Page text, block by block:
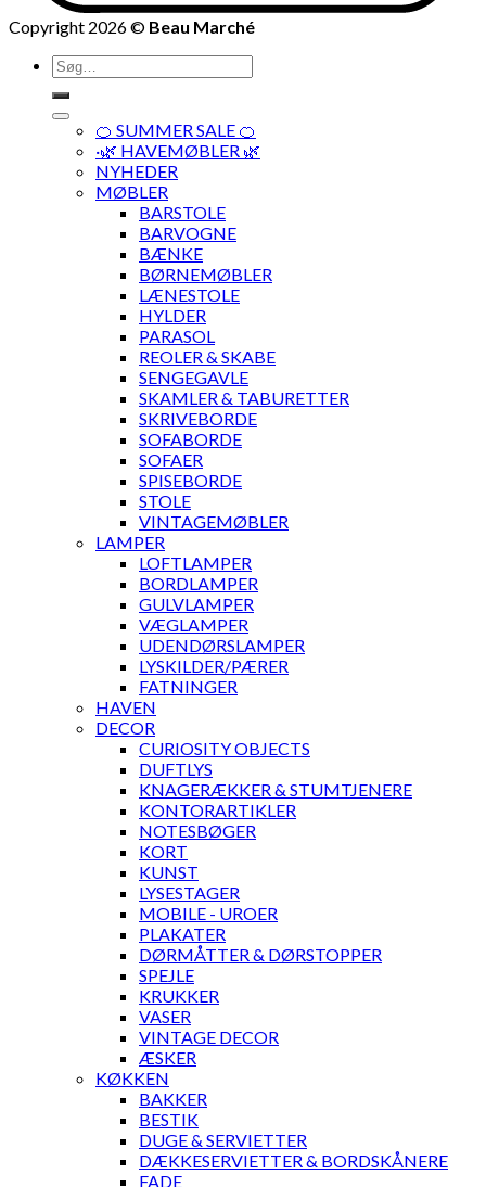
Copyright 2026 © Beau Marché
Søg
efter:
🍊 SUMMER SALE 🍊
·🌿 HAVEMØBLER 🌿
NYHEDER
MØBLER
BARSTOLE
BARVOGNE
BÆNKE
BØRNEMØBLER
LÆNESTOLE
HYLDER
PARASOL
REOLER & SKABE
SENGEGAVLE
SKAMLER & TABURETTER
SKRIVEBORDE
SOFABORDE
SOFAER
SPISEBORDE
STOLE
VINTAGEMØBLER
LAMPER
LOFTLAMPER
BORDLAMPER
GULVLAMPER
VÆGLAMPER
UDENDØRSLAMPER
LYSKILDER/PÆRER
FATNINGER
HAVEN
DECOR
CURIOSITY OBJECTS
DUFTLYS
KNAGERÆKKER & STUMTJENERE
KONTORARTIKLER
NOTESBØGER
KORT
KUNST
LYSESTAGER
MOBILE - UROER
PLAKATER
DØRMÅTTER & DØRSTOPPER
SPEJLE
KRUKKER
VASER
VINTAGE DECOR
ÆSKER
KØKKEN
BAKKER
BESTIK
DUGE & SERVIETTER
DÆKKESERVIETTER & BORDSKÅNERE
FADE